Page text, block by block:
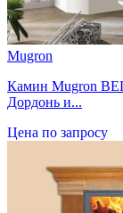
Mugron
Камин Mugron
Дордонь и...
Цена по запросу